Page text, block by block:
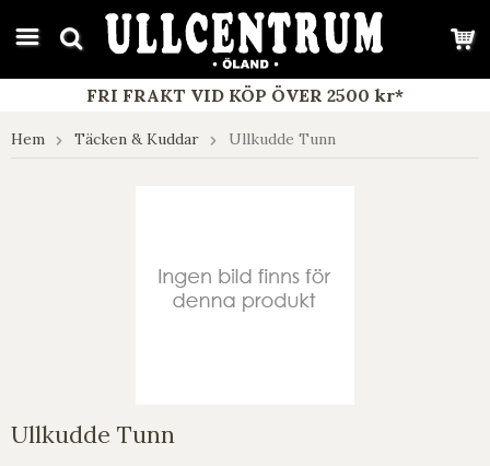
google-site-verification: google7e4b1026db5d9f32.html
FRI FRAKT VID KÖP ÖVER 2500 kr*
Hem Täcken & Kuddar Ullkudde Tunn
Ullkudde Tunn